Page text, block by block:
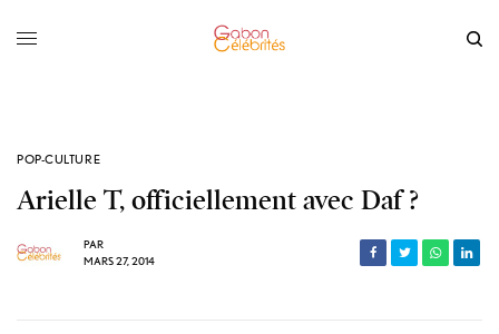
POP-CULTURE
Arielle T, officiellement avec Daf ?
PAR
MARS 27, 2014